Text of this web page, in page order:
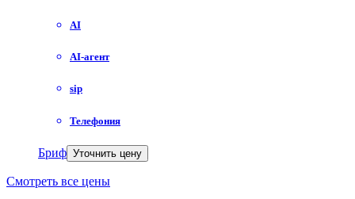
AI
AI-агент
sip
Телефония
Бриф Уточнить цену
Смотреть все цены